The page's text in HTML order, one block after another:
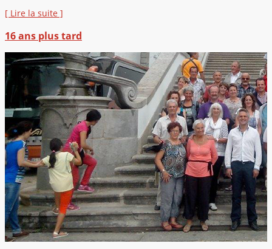
[ Lire la suite ]
16 ans plus tard